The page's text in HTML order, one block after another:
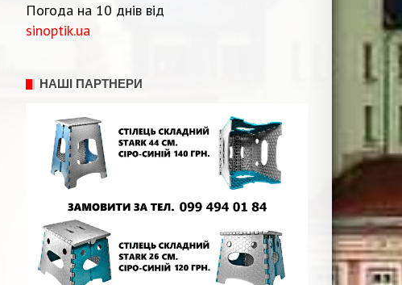
Погода на 10 днів від
sinoptik.ua
НАШІ ПАРТНЕРИ